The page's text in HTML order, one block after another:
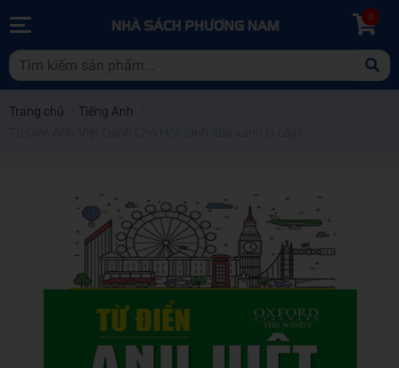
0
Trang chủ Tiếng Anh